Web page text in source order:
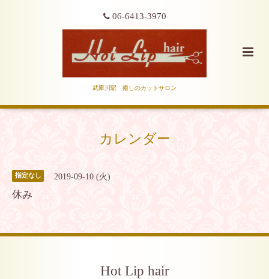
06-6413-3970
武庫川駅 癒しのカットサロン
カレンダー
指定なし 2019-09-10 (火)
休み
Hot Lip hair